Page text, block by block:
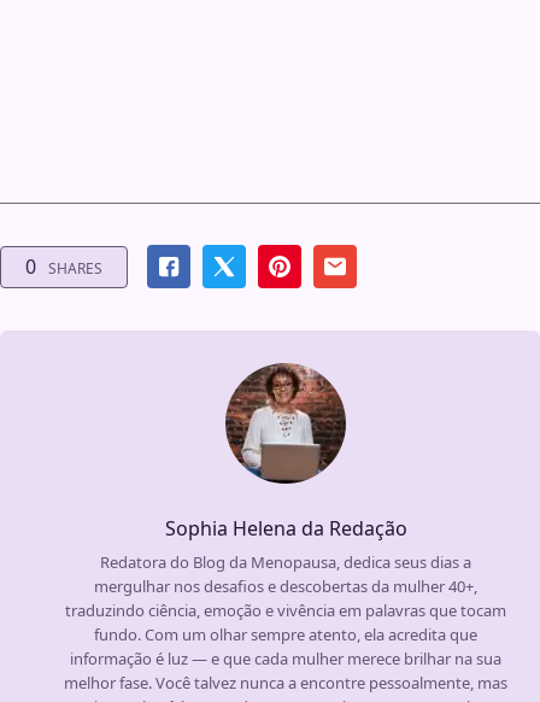
0 SHARES
Sophia Helena da Redação
Redatora do Blog da Menopausa, dedica seus dias a
mergulhar nos desafios e descobertas da mulher 40+,
traduzindo ciência, emoção e vivência em palavras que tocam
fundo. Com um olhar sempre atento, ela acredita que
informação é luz — e que cada mulher merece brilhar na sua
melhor fase. Você talvez nunca a encontre pessoalmente, mas